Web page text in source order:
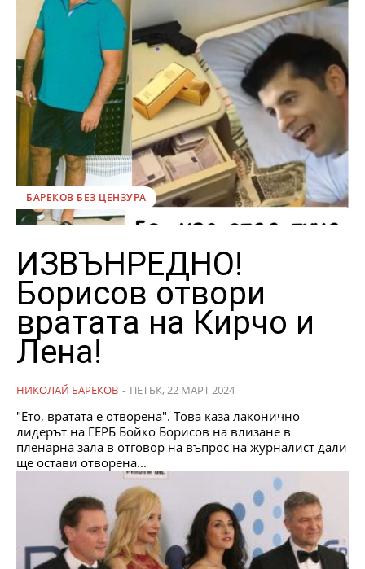
БАРЕКОВ БЕЗ ЦЕНЗУРА
ИЗВЪНРЕДНО!
Борисов отвори
вратата на Кирчо и
Лена!
НИКОЛАЙ БАРЕКОВ - ПЕТЪК, 22 МАРТ 2024
"Ето, вратата е отворена". Това каза лаконично
лидерът на ГЕРБ Бойко Борисов на влизане в
пленарна зала в отговор на въпрос на журналист дали
ще остави отворена...